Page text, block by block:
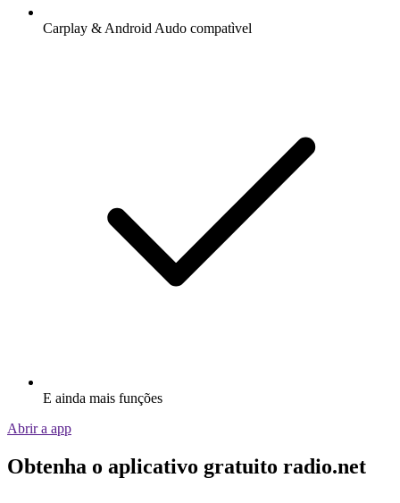
Carplay & Android Audo compatìvel
E ainda mais funções
Abrir a app
Obtenha o aplicativo gratuito radio.net